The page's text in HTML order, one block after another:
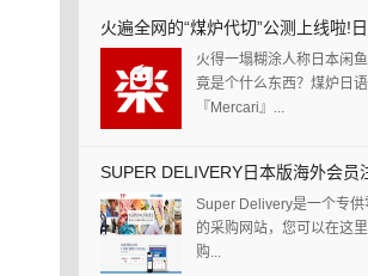
标签：
乐一番
火遍全网的“煤炉代切”公测上线啦!
口,你还犹豫什么?
火得一塌糊涂人称日本闲
竟是个什么东西？煤炉日
『Mercari』...
SUPER DELIVERY日本版海外会员
Super Delivery是一个专供
的采购网站，您可以在这
购...